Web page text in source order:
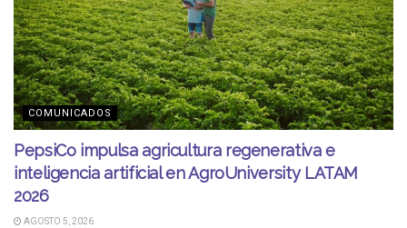
COMUNICADOS
PepsiCo impulsa agricultura regenerativa e
inteligencia artificial en AgroUniversity LATAM
2026
AGOSTO 5, 2026